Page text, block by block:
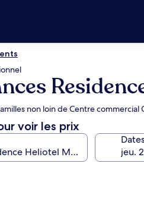
non loin de Centre commercial
voir les prix
Dates